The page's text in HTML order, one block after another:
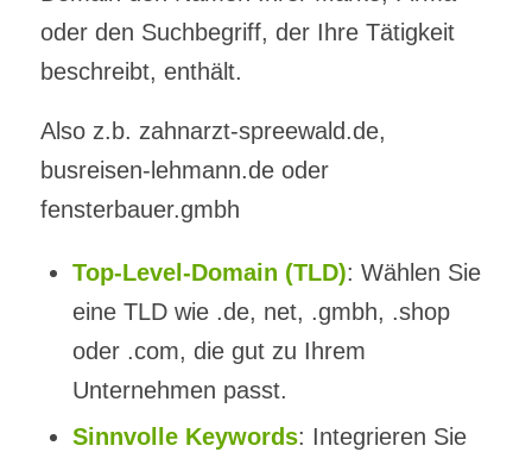
oder den Suchbegriff, der Ihre Tätigkeit
beschreibt, enthält.
Also z.b. zahnarzt-spreewald.de,
busreisen-lehmann.de oder
fensterbauer.gmbh
Top-Level-Domain (TLD): Wählen Sie
eine TLD wie .de, net, .gmbh, .shop
oder .com, die gut zu Ihrem
Unternehmen passt.
Sinnvolle Keywords: Integrieren Sie